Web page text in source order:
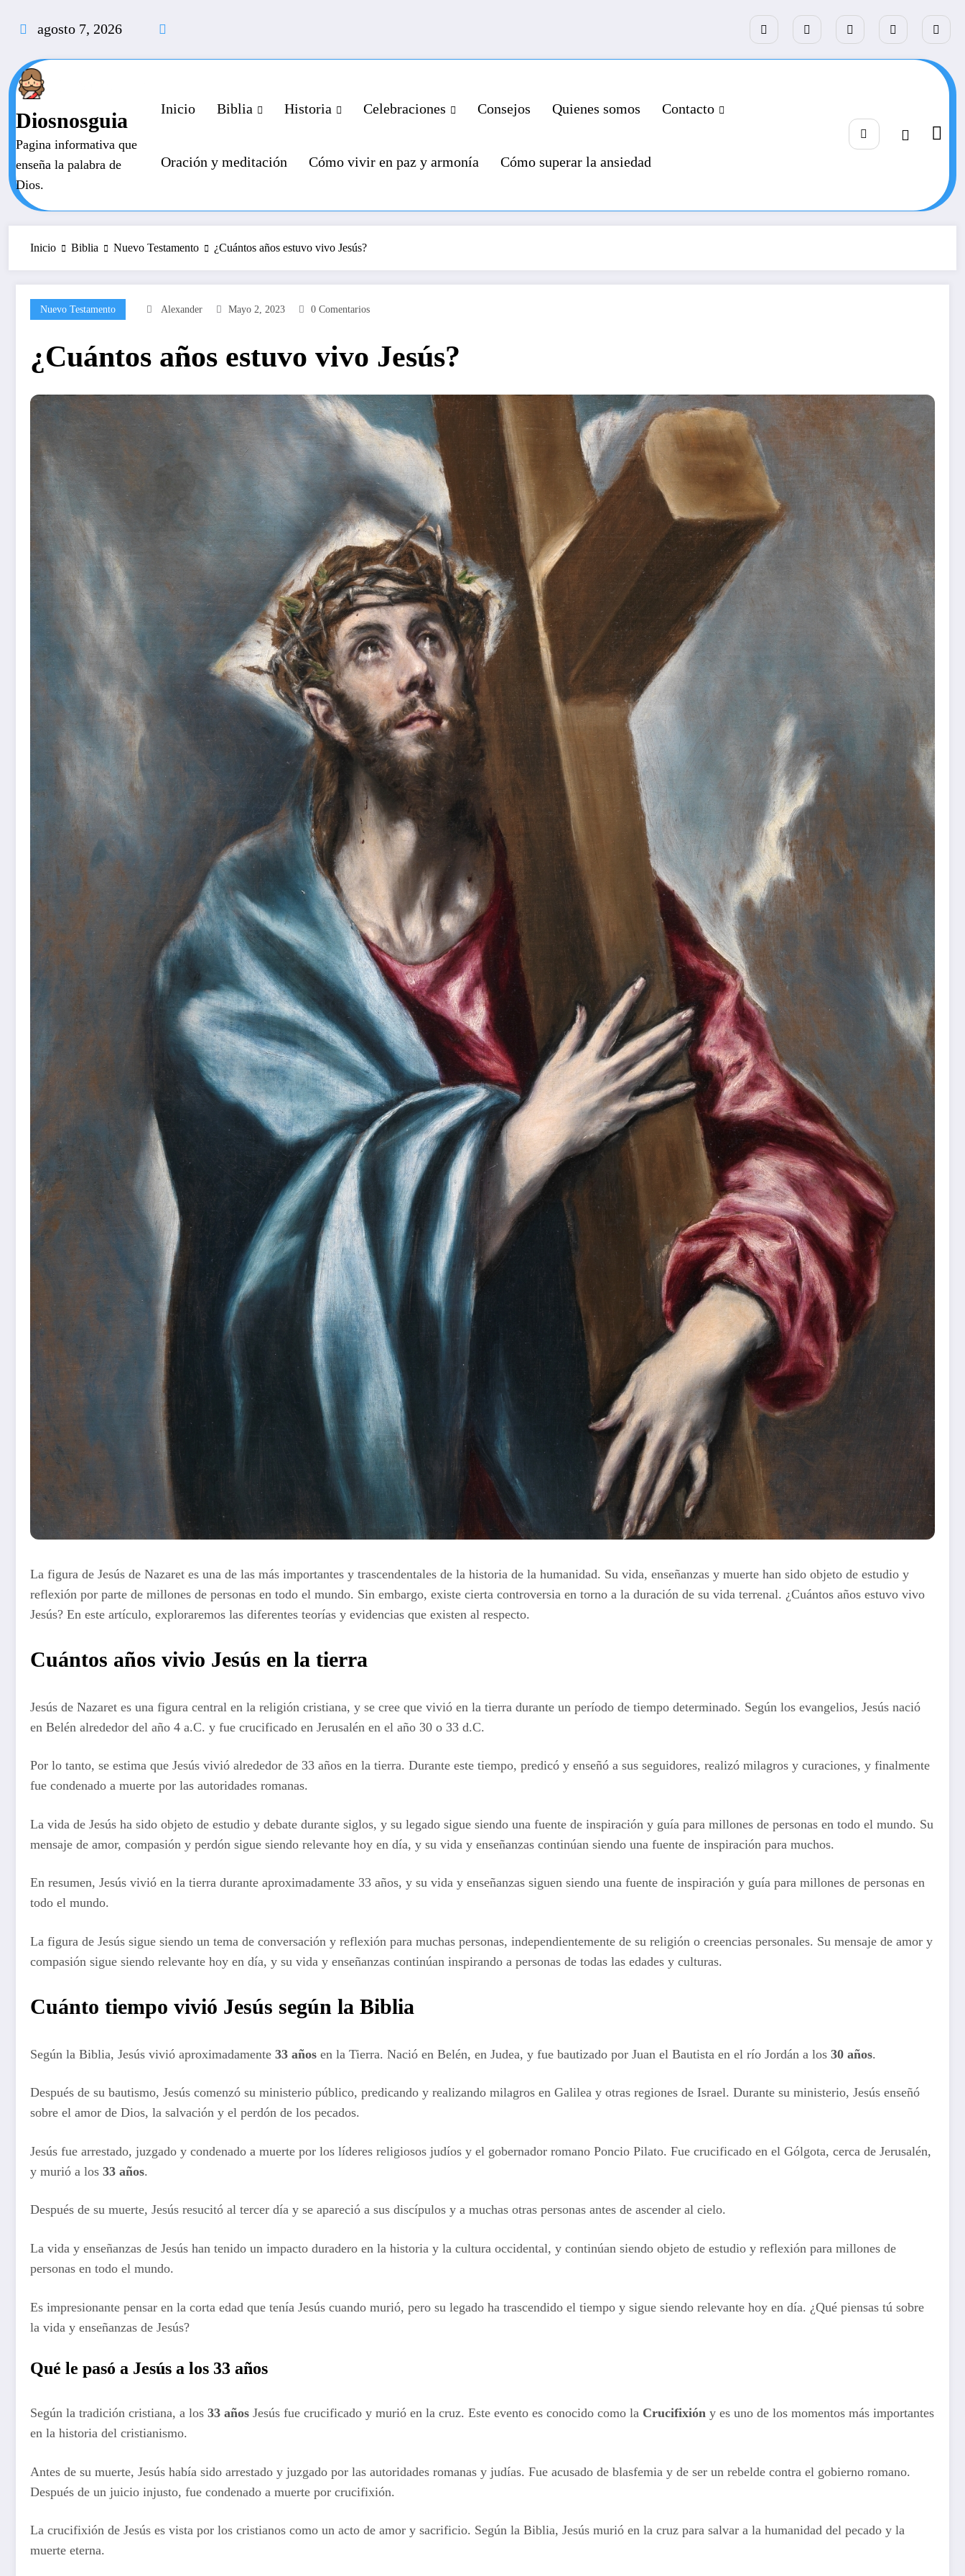
agosto 7, 2026
Diosnosguia
Pagina informativa que
enseña la palabra de
Dios.
Inicio Biblia Historia Celebraciones Consejos Quienes somos Contacto
Oración y meditación Cómo vivir en paz y armonía Cómo superar la ansiedad
Inicio Biblia Nuevo Testamento ¿Cuántos años estuvo vivo Jesús?
Nuevo Testamento Alexander Mayo 2, 2023 0 Comentarios
¿Cuántos años estuvo vivo Jesús?
La figura de Jesús de Nazaret es una de las más importantes y trascendentales de la historia de la humanidad. Su vida, enseñanzas y muerte han sido objeto de estudio y
reflexión por parte de millones de personas en todo el mundo. Sin embargo, existe cierta controversia en torno a la duración de su vida terrenal. ¿Cuántos años estuvo vivo
Jesús? En este artículo, exploraremos las diferentes teorías y evidencias que existen al respecto.
Cuántos años vivio Jesús en la tierra
Jesús de Nazaret es una figura central en la religión cristiana, y se cree que vivió en la tierra durante un período de tiempo determinado. Según los evangelios, Jesús nació
en Belén alrededor del año 4 a.C. y fue crucificado en Jerusalén en el año 30 o 33 d.C.
Por lo tanto, se estima que Jesús vivió alrededor de 33 años en la tierra. Durante este tiempo, predicó y enseñó a sus seguidores, realizó milagros y curaciones, y finalmente
fue condenado a muerte por las autoridades romanas.
La vida de Jesús ha sido objeto de estudio y debate durante siglos, y su legado sigue siendo una fuente de inspiración y guía para millones de personas en todo el mundo. Su
mensaje de amor, compasión y perdón sigue siendo relevante hoy en día, y su vida y enseñanzas continúan siendo una fuente de inspiración para muchos.
En resumen, Jesús vivió en la tierra durante aproximadamente 33 años, y su vida y enseñanzas siguen siendo una fuente de inspiración y guía para millones de personas en
todo el mundo.
La figura de Jesús sigue siendo un tema de conversación y reflexión para muchas personas, independientemente de su religión o creencias personales. Su mensaje de amor y
compasión sigue siendo relevante hoy en día, y su vida y enseñanzas continúan inspirando a personas de todas las edades y culturas.
Cuánto tiempo vivió Jesús según la Biblia
Según la Biblia, Jesús vivió aproximadamente 33 años en la Tierra. Nació en Belén, en Judea, y fue bautizado por Juan el Bautista en el río Jordán a los 30 años.
Después de su bautismo, Jesús comenzó su ministerio público, predicando y realizando milagros en Galilea y otras regiones de Israel. Durante su ministerio, Jesús enseñó
sobre el amor de Dios, la salvación y el perdón de los pecados.
Jesús fue arrestado, juzgado y condenado a muerte por los líderes religiosos judíos y el gobernador romano Poncio Pilato. Fue crucificado en el Gólgota, cerca de Jerusalén,
y murió a los 33 años.
Después de su muerte, Jesús resucitó al tercer día y se apareció a sus discípulos y a muchas otras personas antes de ascender al cielo.
La vida y enseñanzas de Jesús han tenido un impacto duradero en la historia y la cultura occidental, y continúan siendo objeto de estudio y reflexión para millones de
personas en todo el mundo.
Es impresionante pensar en la corta edad que tenía Jesús cuando murió, pero su legado ha trascendido el tiempo y sigue siendo relevante hoy en día. ¿Qué piensas tú sobre
la vida y enseñanzas de Jesús?
Qué le pasó a Jesús a los 33 años
Según la tradición cristiana, a los 33 años Jesús fue crucificado y murió en la cruz. Este evento es conocido como la Crucifixión y es uno de los momentos más importantes
en la historia del cristianismo.
Antes de su muerte, Jesús había sido arrestado y juzgado por las autoridades romanas y judías. Fue acusado de blasfemia y de ser un rebelde contra el gobierno romano.
Después de un juicio injusto, fue condenado a muerte por crucifixión.
La crucifixión de Jesús es vista por los cristianos como un acto de amor y sacrificio. Según la Biblia, Jesús murió en la cruz para salvar a la humanidad del pecado y la
muerte eterna.